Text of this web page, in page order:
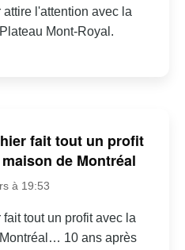
l'attention avec la
Mont-Royal.
fait tout un profit
de Montréal
à 19:53
tout un profit avec la
10 ans après